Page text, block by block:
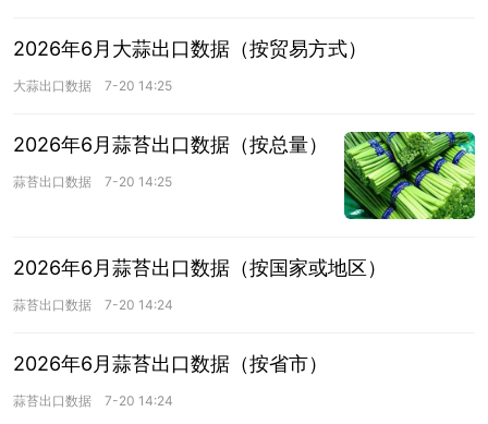
2026年6月大蒜出口数据（按贸易方式）
大蒜出口数据 7-20 14:25
2026年6月蒜苔出口数据（按总量）
蒜苔出口数据 7-20 14:25
2026年6月蒜苔出口数据（按国家或地区）
蒜苔出口数据 7-20 14:24
2026年6月蒜苔出口数据（按省市）
蒜苔出口数据 7-20 14:24